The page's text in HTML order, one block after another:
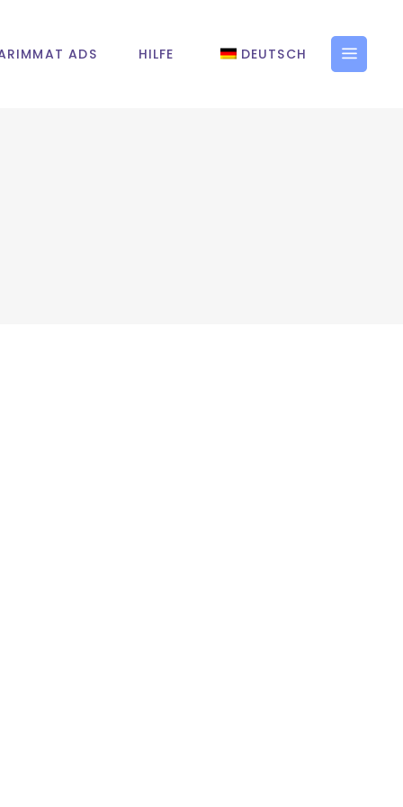
ADS HILFE DEUTSCH